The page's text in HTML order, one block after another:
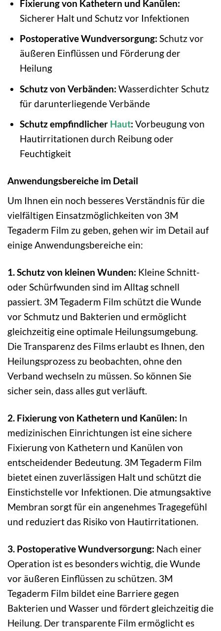
Fixierung von Kathetern und Kanülen:
Sicherer Halt und Schutz vor Infektionen
Postoperative Wundversorgung: Schutz vor
äußeren Einflüssen und Förderung der
Heilung
Schutz von Verbänden: Wasserdichter Schutz
für darunterliegende Verbände
Schutz empfindlicher Haut: Vorbeugung von
Hautirritationen durch Reibung oder
Feuchtigkeit
Anwendungsbereiche im Detail
Um Ihnen ein noch besseres Verständnis für die
vielfältigen Einsatzmöglichkeiten von 3M
Tegaderm Film zu geben, gehen wir im Detail auf
einige Anwendungsbereiche ein:
1. Schutz von kleinen Wunden: Kleine Schnitt-
oder Schürfwunden sind im Alltag schnell
passiert. 3M Tegaderm Film schützt die Wunde
vor Schmutz und Bakterien und ermöglicht
gleichzeitig eine optimale Heilungsumgebung.
Die Transparenz des Films erlaubt es Ihnen, den
Heilungsprozess zu beobachten, ohne den
Verband wechseln zu müssen. So können Sie
sicher sein, dass alles gut verläuft.
2. Fixierung von Kathetern und Kanülen: In
medizinischen Einrichtungen ist eine sichere
Fixierung von Kathetern und Kanülen von
entscheidender Bedeutung. 3M Tegaderm Film
bietet einen zuverlässigen Halt und schützt die
Einstichstelle vor Infektionen. Die atmungsaktive
Membran sorgt für ein angenehmes Tragegefühl
und reduziert das Risiko von Hautirritationen.
3. Postoperative Wundversorgung: Nach einer
Operation ist es besonders wichtig, die Wunde
vor äußeren Einflüssen zu schützen. 3M
Tegaderm Film bildet eine Barriere gegen
Bakterien und Wasser und fördert gleichzeitig die
Heilung. Der transparente Film ermöglicht es